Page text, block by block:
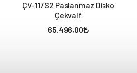
ÇV-11/S2 Paslanmaz Disko
Çekvalf
65.496,00